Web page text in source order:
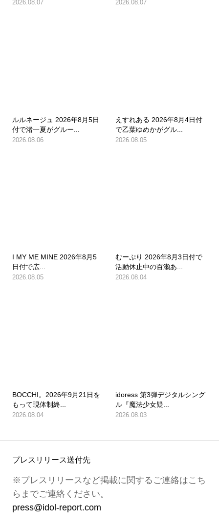
2026.08.07 2026.08.07
ルルネージュ 2026年8月5日
付で渚一夏がグルー...
2026.08.06
えすれある 2026年8月4日付
で乙葉ゆめかがグル...
2026.08.05
I MY ME MINE 2026年8月5
日付で広...
2026.08.05
むーぷり 2026年8月3日付で
活動休止中の百瀬あ...
2026.08.04
BOCCHI。2026年9月21日を
もって現体制終...
2026.08.04
idoress 第3弾デジタルシング
ル『魔法少女疑...
2026.08.03
プレスリリース送付先
※プレスリリースなど掲載に関するご連絡はこち
らまでご連絡ください。
press@idol-report.com